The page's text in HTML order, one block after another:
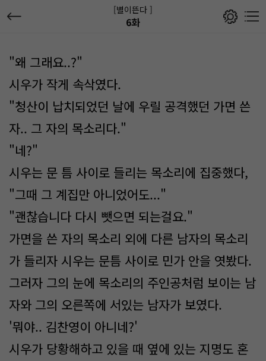
[별이뜬다 ]
6화
"왜 그래요..?"
시우가 작게 속삭였다.
"청산이 납치되었던 날에 우릴 공격했던 가면 쓴
자.. 그 자의 목소리다."
"네?"
시우는 문 틈 사이로 들리는 목소리에 집중했다,
"그때 그 계집만 아니었어도..."
"괜찮습니다 다시 뺏으면 되는걸요."
가면을 쓴 자의 목소리 외에 다른 남자의 목소리
가 들리자 시우는 문틈 사이로 민가 안을 엿봤다.
그러자 그의 눈에 목소리의 주인공처럼 보이는 남
자와 그의 오른쪽에 서있는 남자가 보였다.
'뭐야.. 김찬영이 아니네?'
시우가 당황해하고 있을 때 옆에 있는 지명도 혼